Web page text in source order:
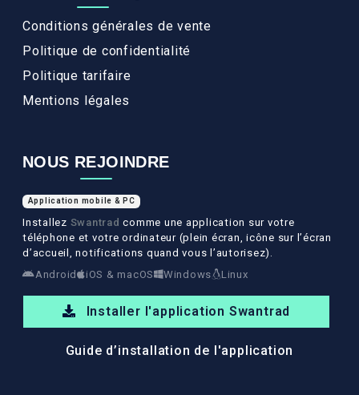
Conditions générales de vente
Politique de confidentialité
Politique tarifaire
Mentions légales
NOUS REJOINDRE
Application mobile & PC
Installez Swantrad comme une application sur votre
téléphone et votre ordinateur (plein écran, icône sur l’écran
d’accueil, notifications quand vous l’autorisez).
Android
iOS & macOS Windows Linux
Installer l'application Swantrad
Guide d’installation de l'application